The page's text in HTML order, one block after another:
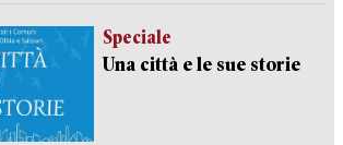
Speciale
Una città e le sue storie